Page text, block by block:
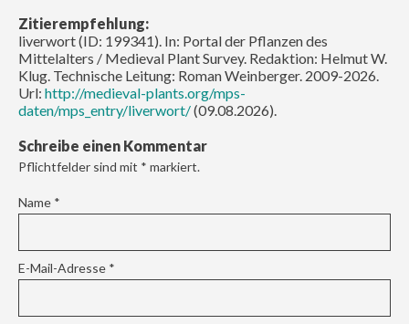
Zitierempfehlung:
liverwort (ID: 199341). In: Portal der Pflanzen des
Mittelalters / Medieval Plant Survey. Redaktion: Helmut W.
Klug. Technische Leitung: Roman Weinberger. 2009-2026.
Url: http://medieval-plants.org/mps-
daten/mps_entry/liverwort/(09.08.2026).
Schreibe einen Kommentar
Pflichtfelder sind mit * markiert.
Name *
E-Mail-Adresse *